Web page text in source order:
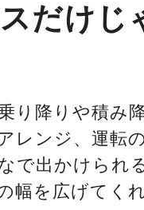
だけじ
り降りや積み
レンジ、運転
で出かけられ
幅を広げてくれ